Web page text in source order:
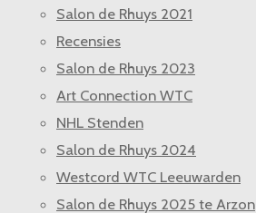
Salon de Rhuys 2021
Recensies
Salon de Rhuys 2023
Art Connection WTC
NHL Stenden
Salon de Rhuys 2024
Westcord WTC Leeuwarden
Salon de Rhuys 2025 te Arzon